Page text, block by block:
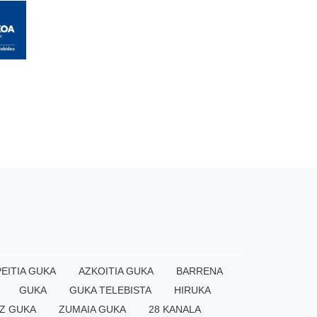
GUKA AZKOITIA GUKA
BARRENA
GUKA
GUKA TELEBISTA
HIRUKA
GUKA
ZUMAIA GUKA 28 KANALA